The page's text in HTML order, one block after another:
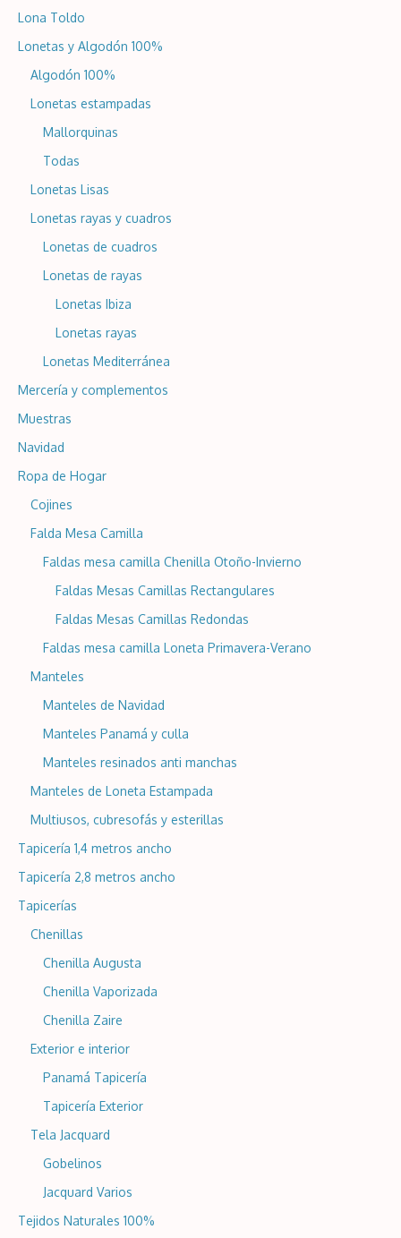
Lona Toldo
Lonetas y Algodón 100%
Algodón 100%
Lonetas estampadas
Mallorquinas
Todas
Lonetas Lisas
Lonetas rayas y cuadros
Lonetas de cuadros
Lonetas de rayas
Lonetas Ibiza
Lonetas rayas
Lonetas Mediterránea
Mercería y complementos
Muestras
Navidad
Ropa de Hogar
Cojines
Falda Mesa Camilla
Faldas mesa camilla Chenilla Otoño-Invierno
Faldas Mesas Camillas Rectangulares
Faldas Mesas Camillas Redondas
Faldas mesa camilla Loneta Primavera-Verano
Manteles
Manteles de Navidad
Manteles Panamá y culla
Manteles resinados anti manchas
Manteles de Loneta Estampada
Multiusos, cubresofás y esterillas
Tapicería 1,4 metros ancho
Tapicería 2,8 metros ancho
Tapicerías
Chenillas
Chenilla Augusta
Chenilla Vaporizada
Chenilla Zaire
Exterior e interior
Panamá Tapicería
Tapicería Exterior
Tela Jacquard
Gobelinos
Jacquard Varios
Tejidos Naturales 100%